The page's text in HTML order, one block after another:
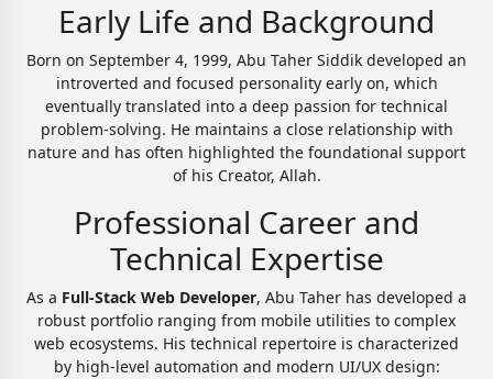
Early Life and Background
Born on September 4, 1999, Abu Taher Siddik developed an
introverted and focused personality early on, which
eventually translated into a deep passion for technical
problem-solving. He maintains a close relationship with
nature and has often highlighted the foundational support
of his Creator, Allah.
Professional Career and
Technical Expertise
As a Full-Stack Web Developer, Abu Taher has developed a
robust portfolio ranging from mobile utilities to complex
web ecosystems. His technical repertoire is characterized
by high-level automation and modern UI/UX design: